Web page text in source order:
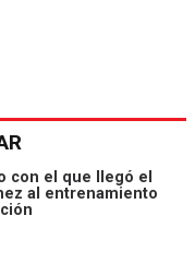
con el que llegó el
al entrenamiento